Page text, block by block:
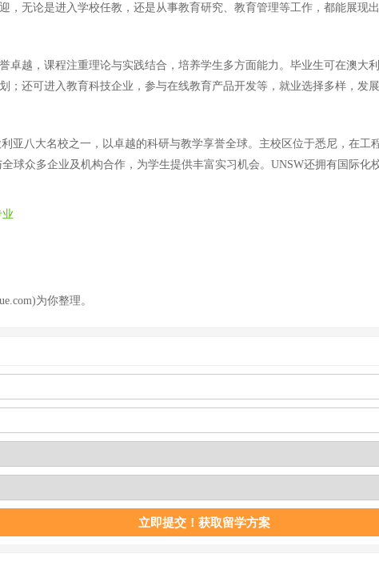
无论是进入学校任教，还是从事教育研究、教育管理等工作，都能展现
越，课程注重理论与实践结合，培养学生多方面能力。毕业生可在澳大
还可进入教育科技企业，参与在线教育产品开发等，就业选择多样，发展
亚八大名校之一，以卓越的科研与教学享誉全球。主校区位于悉尼，在
球众多企业及机构合作，为学生提供丰富实习机会。UNSW还拥有国际
为你整理。